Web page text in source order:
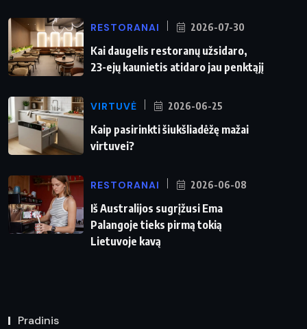
RESTORANAI 2026-07-30
Kai daugelis restoranų užsidaro,
23-ejų kaunietis atidaro jau penktąjį
VIRTUVĖ 2026-06-25
Kaip pasirinkti šiukšliadėžę mažai
virtuvei?
RESTORANAI 2026-06-08
Iš Australijos sugrįžusi Ema
Palangoje tieks pirmą tokią
Lietuvoje kavą
Pradinis